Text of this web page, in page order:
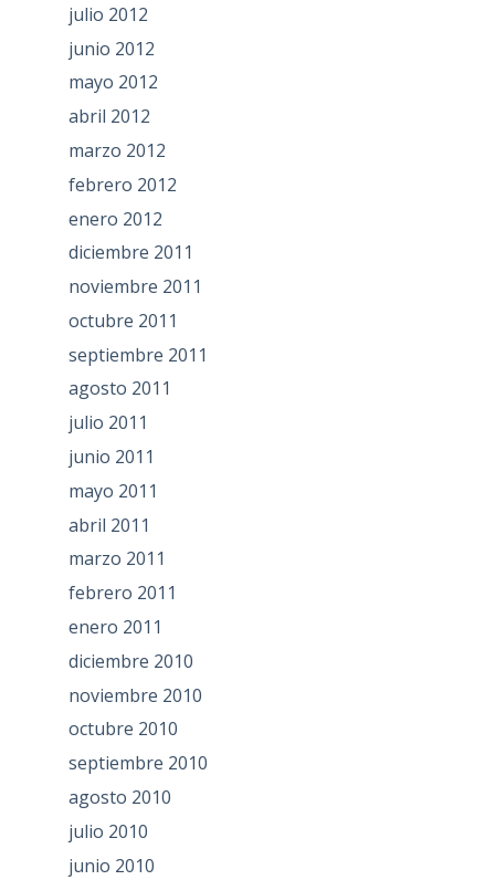
julio 2012
junio 2012
mayo 2012
abril 2012
marzo 2012
febrero 2012
enero 2012
diciembre 2011
noviembre 2011
octubre 2011
septiembre 2011
agosto 2011
julio 2011
junio 2011
mayo 2011
abril 2011
marzo 2011
febrero 2011
enero 2011
diciembre 2010
noviembre 2010
octubre 2010
septiembre 2010
agosto 2010
julio 2010
junio 2010